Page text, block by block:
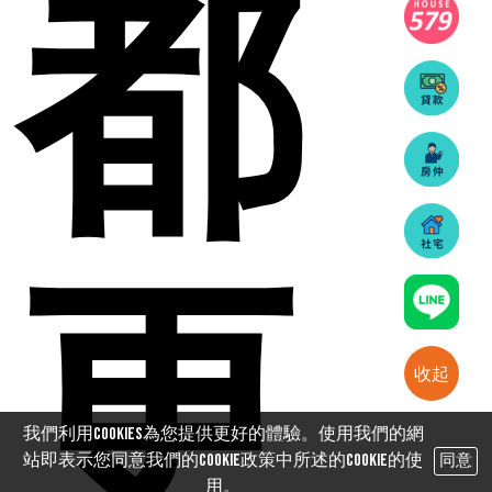
收起
都
我們利用cookies為您提供更好的體驗。使用我們的網
站即表示您同意我們的Cookie政策中所述的Cookie的使
用。
同意